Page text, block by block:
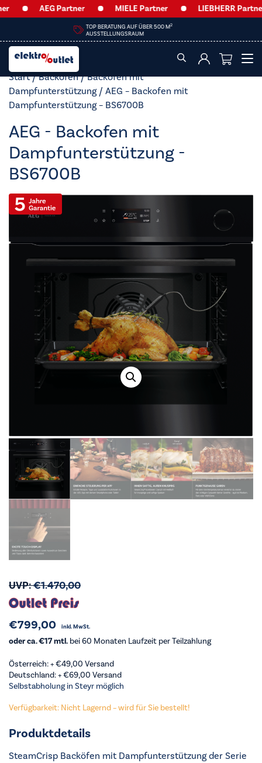
AEG Partner MIELE Partner LIEBHERR Partner
HEUTE GESCHLOSSEN
Start/Backöfen/Backofen mit
Dampfunterstützung/ AEG – Backofen mit
Dampfunterstützung – BS6700B
AEG - Backofen mit
Dampfunterstützung -
BS6700B
UVP:€1.470,00
€799,00 inkl. MwSt.
oder ca. €17 mtl. bei 60 Monaten Laufzeit per Teilzahlung
Österreich: +€49,00 Versand
Deutschland: +€69,00 Versand
Selbstabholung in Steyr möglich
Verfügbarkeit: Nicht Lagernd – wird für Sie bestellt!
Produktdetails
SteamCrisp Backöfen mit Dampfunterstützung der Serie